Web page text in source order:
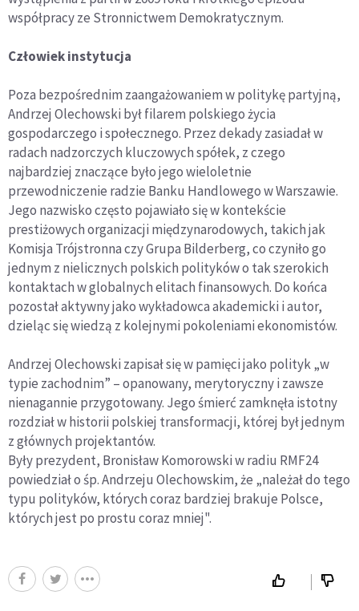
współpracy ze Stronnictwem Demokratycznym.
Człowiek instytucja
Poza bezpośrednim zaangażowaniem w politykę partyjną,
Andrzej Olechowski był filarem polskiego życia
gospodarczego i społecznego. Przez dekady zasiadał w
radach nadzorczych kluczowych spółek, z czego
najbardziej znaczące było jego wieloletnie
przewodniczenie radzie Banku Handlowego w Warszawie.
Jego nazwisko często pojawiało się w kontekście
prestiżowych organizacji międzynarodowych, takich jak
Komisja Trójstronna czy Grupa Bilderberg, co czyniło go
jednym z nielicznych polskich polityków o tak szerokich
kontaktach w globalnych elitach finansowych. Do końca
pozostał aktywny jako wykładowca akademicki i autor,
dzieląc się wiedzą z kolejnymi pokoleniami ekonomistów.
Andrzej Olechowski zapisał się w pamięci jako polityk „w
typie zachodnim” – opanowany, merytoryczny i zawsze
nienagannie przygotowany. Jego śmierć zamknęła istotny
rozdział w historii polskiej transformacji, której był jednym
z głównych projektantów.
Były prezydent, Bronisław Komorowski w radiu RMF24
powiedział o śp. Andrzeju Olechowskim, że „należał do tego
typu polityków, których coraz bardziej brakuje Polsce,
których jest po prostu coraz mniej".